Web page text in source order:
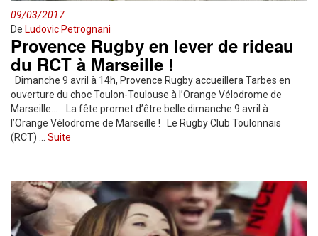
09/03/2017
De Ludovic Petrognani
Provence Rugby en lever de rideau
du RCT à Marseille !
Dimanche 9 avril à 14h, Provence Rugby accueillera Tarbes en
ouverture du choc Toulon-Toulouse à l’Orange Vélodrome de
Marseille… La fête promet d’être belle dimanche 9 avril à
l’Orange Vélodrome de Marseille ! Le Rugby Club Toulonnais
(RCT) … Suite